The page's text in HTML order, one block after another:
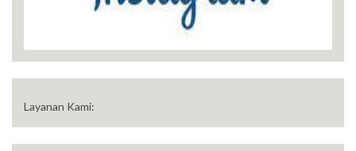
Layanan Kami: